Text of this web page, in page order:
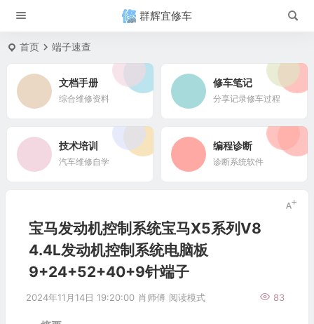
群辉宜修车
首页 端子速查
文档手册
综合维修资料
修车笔记
分享记录修车过程
技术培训
汽车维修自学
编程诊断
诊断系统软件
宝马发动机控制系统宝马X5系列V8
4.4L发动机控制系统电脑板
9+24+52+40+9针端子
2024年11月14日 19:20:00 肖师傅 83
阅读模式